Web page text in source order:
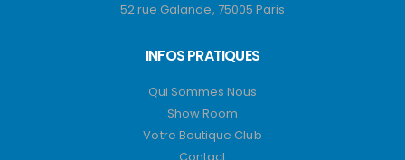
52 rue Galande, 75005 Paris
INFOS PRATIQUES
Qui Sommes Nous
Show Room
Votre Boutique Club